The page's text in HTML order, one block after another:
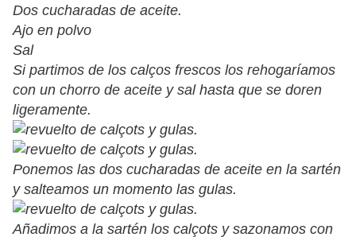
Dos cucharadas de aceite.
Ajo en polvo
Sal
Si partimos de los calços frescos los rehogaríamos
con un chorro de aceite y sal hasta que se doren
ligeramente.
Ponemos las dos cucharadas de aceite en la sartén
y salteamos un momento las gulas.
Añadimos a la sartén los calçots y sazonamos con